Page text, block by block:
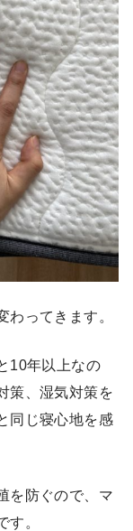
わってきます。
10年以上なの
策、湿気対策を
同じ寝心地を感
を防ぐので、マ
す。